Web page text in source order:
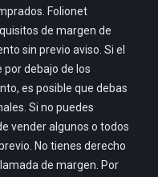
Folionet
de margen de
sin previo aviso. Si el
debajo de los
es posible que debas
Si no puedes
vender algunos o todos
No tienes derecho
de margen. Por